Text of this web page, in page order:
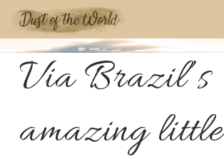
Via Brazil’s
amazing little